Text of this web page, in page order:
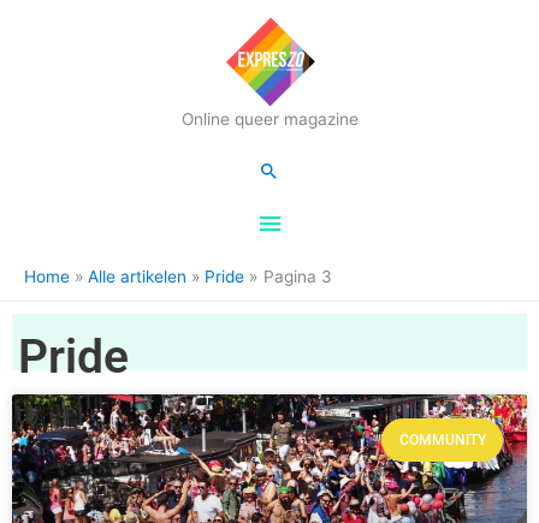
Online queer magazine
Hoofdmenu
Zoeken
Home Alle artikelen Pride Pagina 3
Pride
COMMUNITY
Pagina
Pagina
Pagina